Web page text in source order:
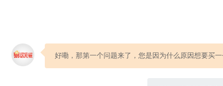
好嘞，那第一个问题来了，您是因为什么原因想要买